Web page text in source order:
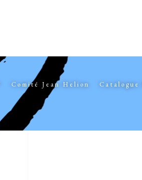
Comité Jean Helion Catalogue